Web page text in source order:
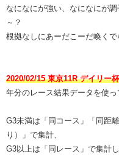
なになにが強い、なになにが
～？
根拠なしにあーだこーだ喚く
2020/02/15 東京11R デイリー
年分のレース結果データを使っ
G3未満は「同コース」「同距
り）」で集計、
G3以上は「同レース」で集計